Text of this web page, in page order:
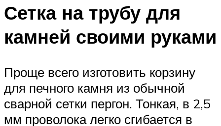
Сетка на трубу для
камней своими руками
Проще всего изготовить корзину
для печного камня из обычной
сварной сетки пергон. Тонкая, в 2,5
мм проволока легко сгибается в